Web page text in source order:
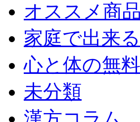
オススメ商品
家庭で出来
心と体の無
未分類